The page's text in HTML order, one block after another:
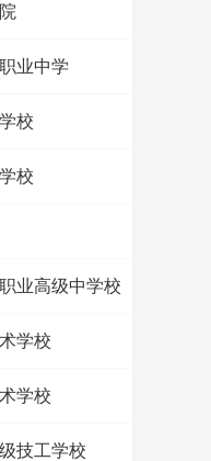
业中学
校
校
业高级中学校
学校
学校
技工学校